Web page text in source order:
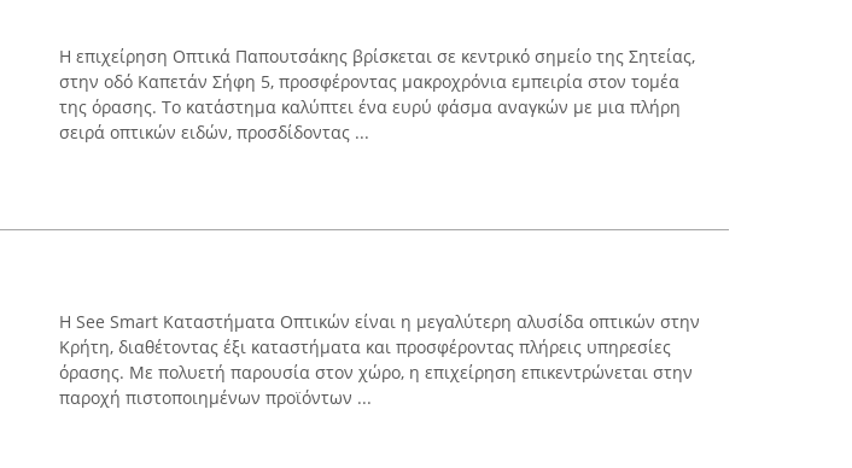
Η επιχείρηση Οπτικά Παπουτσάκης βρίσκεται σε κεντρικό σημείο της Σητείας,
στην οδό Καπετάν Σήφη 5, προσφέροντας μακροχρόνια εμπειρία στον τομέα
της όρασης. Το κατάστημα καλύπτει ένα ευρύ φάσμα αναγκών με μια πλήρη
σειρά οπτικών ειδών, προσδίδοντας ...
Η See Smart Καταστήματα Οπτικών είναι η μεγαλύτερη αλυσίδα οπτικών στην
Κρήτη, διαθέτοντας έξι καταστήματα και προσφέροντας πλήρεις υπηρεσίες
όρασης. Με πολυετή παρουσία στον χώρο, η επιχείρηση επικεντρώνεται στην
παροχή πιστοποιημένων προϊόντων ...